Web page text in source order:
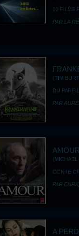
10 FILMS
PAR LA
(TIM
DU
PAR
(MICHAEL
CONTE
PAR
A